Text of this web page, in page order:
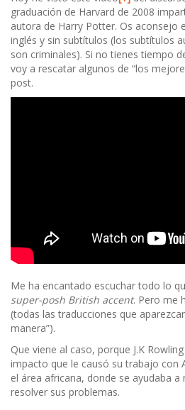
graduación de Harvard de 2008
autora de Harry Potter. Os aconsejo
inglés y sin subtítulos (los subtítulos
son criminales). Si no tienes tiempo
voy a rescatar algunos de “los
post.
Me ha encantado escuchar todo lo
super-posh British accent. Pero me
(todas las traducciones que
manera”).
Que viene al caso, porque J.K
impacto que le causó su trabajo con
el área africana, donde se ayudaba
resolver sus problemas.